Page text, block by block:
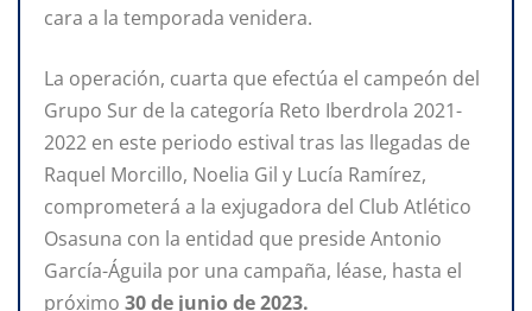
cara a la temporada venidera.
La operación, cuarta que efectúa el campeón del
Grupo Sur de la categoría Reto Iberdrola 2021-
2022 en este periodo estival tras las llegadas de
Raquel Morcillo, Noelia Gil y Lucía Ramírez,
comprometerá a la exjugadora del Club Atlético
Osasuna con la entidad que preside Antonio
García-Águila por una campaña, léase, hasta el
próximo 30de junio de2023.